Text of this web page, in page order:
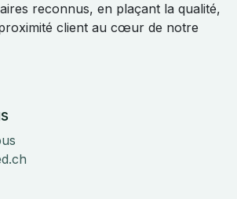
reconnus, en plaçant la qualité,
client au cœur de notre